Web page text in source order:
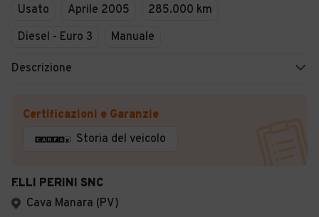
Usato Aprile 2005
285.000 km
Diesel - Euro 3
Manuale
Descrizione
Certificazioni e Garanzie
Storia del veicolo
F.LLI PERINI SNC
Cava Manara (PV)